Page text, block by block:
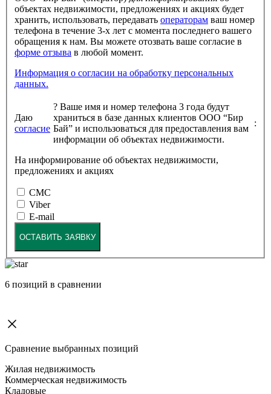
объектах недвижимости, предложениях и акциях будет
хранить, использовать, передавать операторам
телефона в течение 3-х лет с момента последнего вашего
обращения к нам. Вы можете отозвать ваше согласие в
форме отзыва
в любой момент.
Информация о согласии на обработку персональных
данных.
Даю
согласие
? Ваше имя и номер телефона 3 года будут
храниться в базе данных клиентов ООО “Бир
Бай” и использоваться для предоставления вам
информации об объектах недвижимости.
:
На информирование об объектах недвижимости,
предложениях и акциях
СМС
Viber
E-mail
ОСТАВИТЬ ЗАЯВКУ
6 позиций в сравнении
Сравнение выбранных позиций
Жилая недвижимость
Коммерческая недвижимость
Кладовые